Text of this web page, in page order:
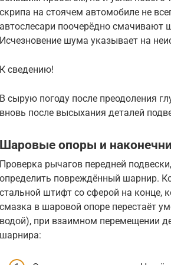
скрипа на стоячем автомобиле не
автослесари поочерёдно
Исчезновение шума указывает на
К сведению!
В сырую погоду после преодоления
вновь после высыхания деталей
Шаровые опоры и
Проверка рычагов передней
определить повреждённый шарнир.
стальной штифт со сферой на конце,
смазка в шаровой опоре перестаёт
водой), при взаимном перемещении
шарнира: